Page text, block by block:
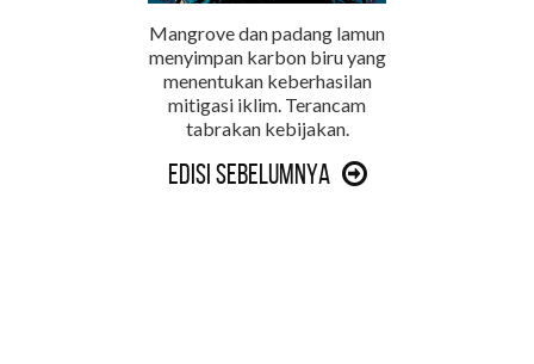
Mangrove dan padang lamun
menyimpan karbon biru yang
menentukan keberhasilan
mitigasi iklim. Terancam
tabrakan kebijakan.
Edisi Sebelumnya